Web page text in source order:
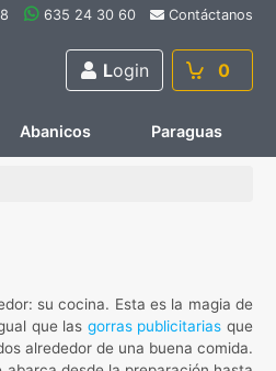
635 24 30 60 Contáctanos
Login 0
Abanicos Paraguas
su cocina. Esta es la magia de
que las gorras publicitarias que
alrededor de una buena comida.